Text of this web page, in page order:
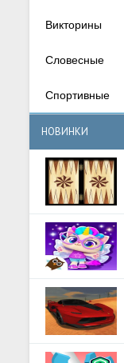
Викторины
Словесные
Спортивные
НОВИНКИ